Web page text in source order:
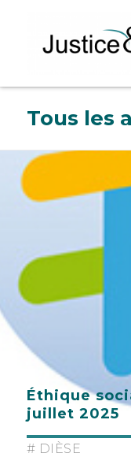
Tous les
Éthique
juillet 2025
# DIÈSE